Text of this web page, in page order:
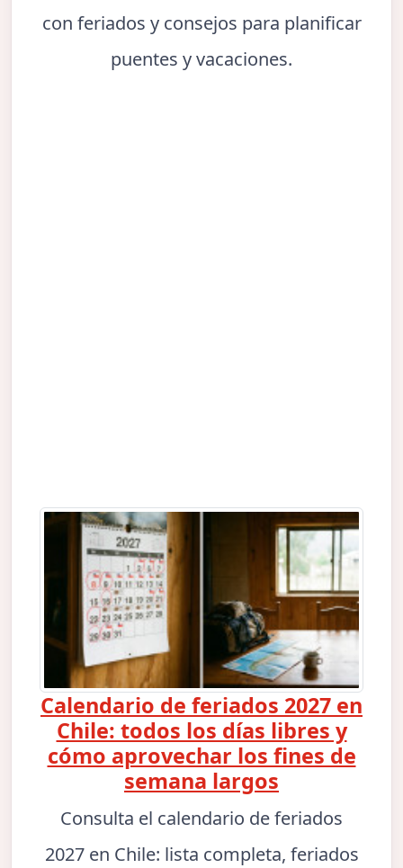
con feriados y consejos para planificar
puentes y vacaciones.
Calendario de feriados 2027 en
Chile: todos los días libres y
cómo aprovechar los fines de
semana largos
Consulta el calendario de feriados
2027 en Chile: lista completa, feriados